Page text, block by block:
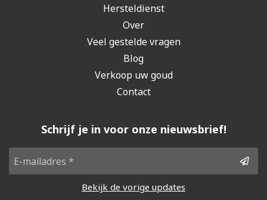
Hersteldienst
Over
Veel gestelde vragen
Blog
Verkoop uw goud
Contact
Schrijf je in voor onze nieuwsbrief!
Bekijk de vorige updates